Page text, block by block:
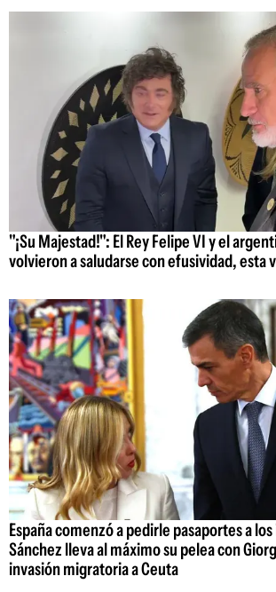
"¡Su Majestad!": El Rey Felipe VI y el
volvieron a saludarse con efusividad, esta
España comenzó a pedirle pasaportes a
Sánchez lleva al máximo su pelea con
invasión migratoria a Ceuta